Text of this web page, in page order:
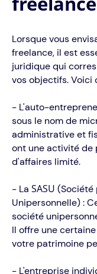
Lorsque vous
freelance, il est
juridique qui
vos objectifs. Voici
- L'auto-
sous le nom de
administrative et
ont une activité de
d'affaires limité.
- La SASU (Société
Unipersonnelle) :
société
Il offre une
votre patrimoine
- L'entreprise